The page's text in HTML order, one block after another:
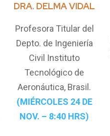
DRA. DELMA VIDAL
Profesora Titular del
Depto. de Ingeniería
Civil Instituto
Tecnológico de
Aeronáutica, Brasil.
(MIÉRCOLES 24 DE
NOV. – 8:40 HRS)